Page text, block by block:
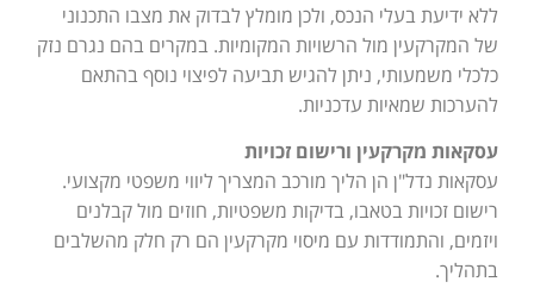
ללא ידיעת בעלי הנכס, ולכן מומלץ לבדוק את מצבו התכנוני
של המקרקעין מול הרשויות המקומיות. במקרים בהם נגרם נזק
כלכלי משמעותי, ניתן להגיש תביעה לפיצוי נוסף בהתאם
להערכות שמאיות עדכניות.
עסקאות מקרקעין ורישום זכויות
עסקאות נדל"ן הן הליך מורכב המצריך ליווי משפטי מקצועי.
רישום זכויות בטאבו, בדיקות משפטיות, חוזים מול קבלנים
ויזמים, והתמודדות עם מיסוי מקרקעין הם רק חלק מהשלבים
בתהליך.